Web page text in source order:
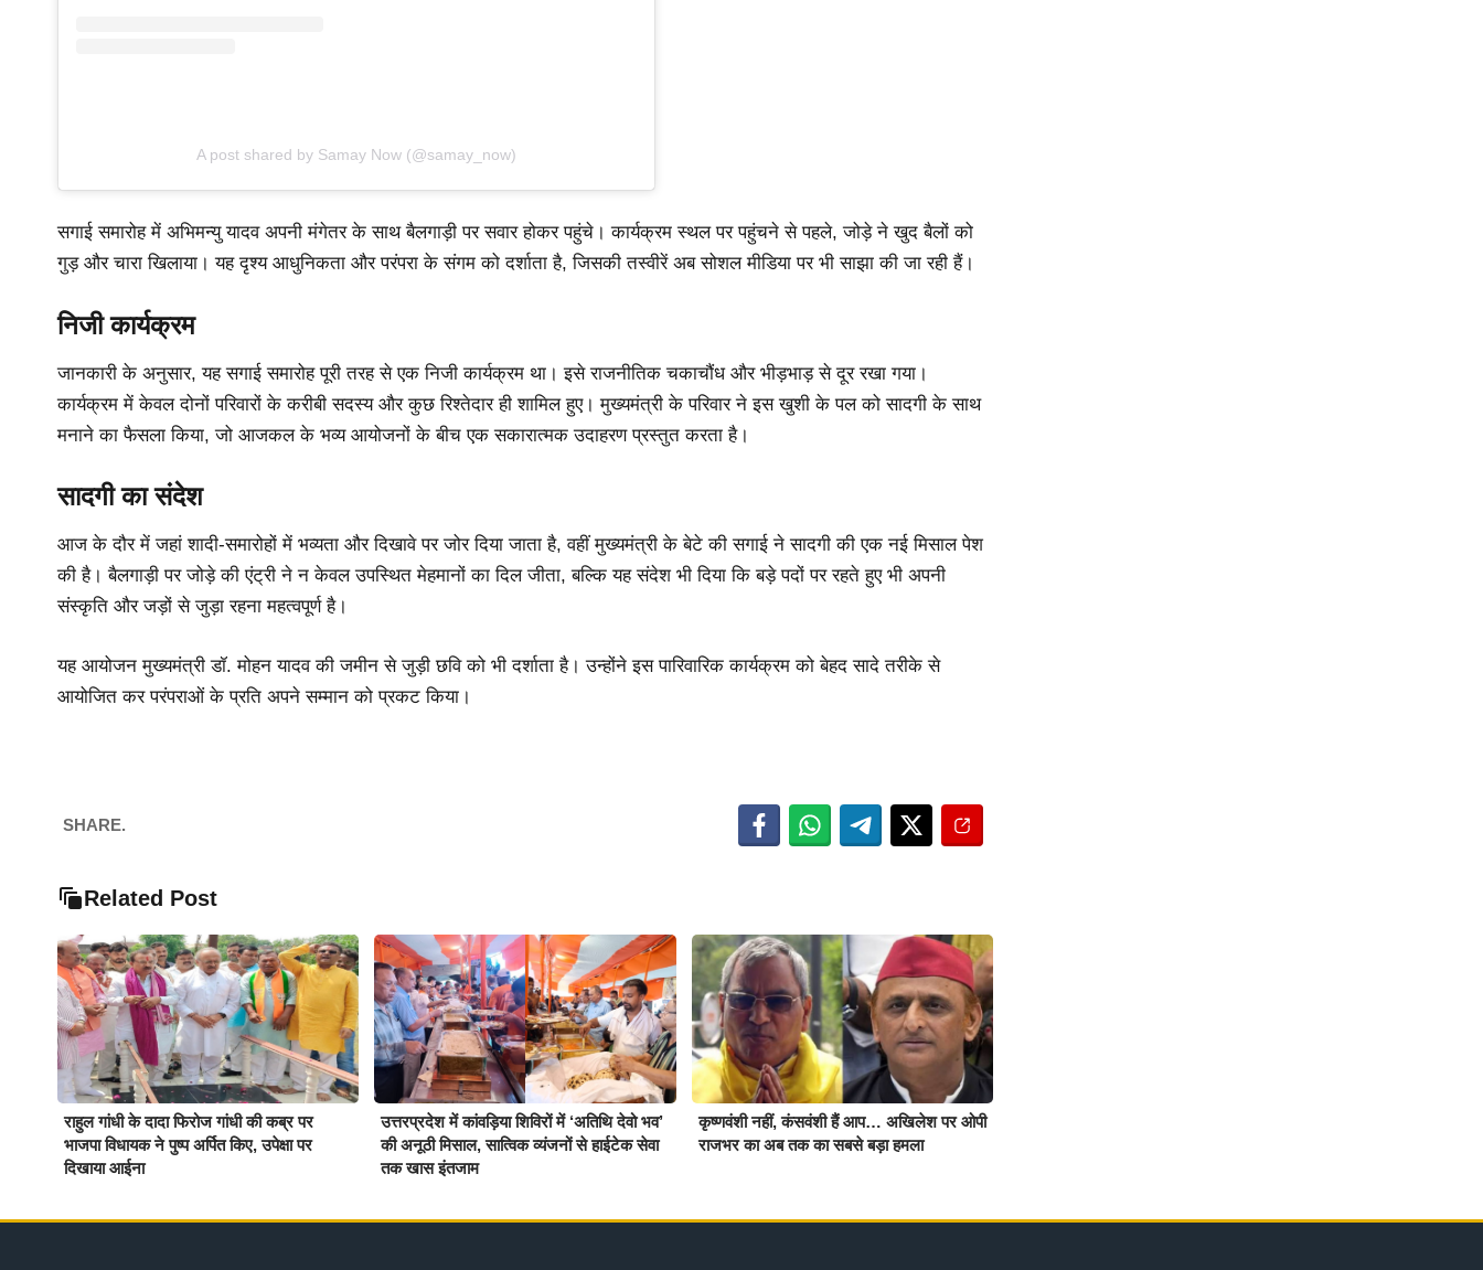
A post shared by Samay Now (@samay_now)
सगाई समारोह में अभिमन्यु यादव अपनी मंगेतर के साथ बैलगाड़ी पर सवार होकर पहुंचे। कार्यक्रम स्थल पर पहुंचने से पहले, जोड़े ने खुद बैलों को
गुड़ और चारा खिलाया। यह दृश्य आधुनिकता और परंपरा के संगम को दर्शाता है, जिसकी तस्वीरें अब सोशल मीडिया पर भी साझा की जा रही हैं।
निजी कार्यक्रम
जानकारी के अनुसार, यह सगाई समारोह पूरी तरह से एक निजी कार्यक्रम था। इसे राजनीतिक चकाचौंध और भीड़भाड़ से दूर रखा गया।
कार्यक्रम में केवल दोनों परिवारों के करीबी सदस्य और कुछ रिश्तेदार ही शामिल हुए। मुख्यमंत्री के परिवार ने इस खुशी के पल को सादगी के साथ
मनाने का फैसला किया, जो आजकल के भव्य आयोजनों के बीच एक सकारात्मक उदाहरण प्रस्तुत करता है।
सादगी का संदेश
आज के दौर में जहां शादी-समारोहों में भव्यता और दिखावे पर जोर दिया जाता है, वहीं मुख्यमंत्री के बेटे की सगाई ने सादगी की एक नई मिसाल पेश
की है। बैलगाड़ी पर जोड़े की एंट्री ने न केवल उपस्थित मेहमानों का दिल जीता, बल्कि यह संदेश भी दिया कि बड़े पदों पर रहते हुए भी अपनी
संस्कृति और जड़ों से जुड़ा रहना महत्वपूर्ण है।
यह आयोजन मुख्यमंत्री डॉ. मोहन यादव की जमीन से जुड़ी छवि को भी दर्शाता है। उन्होंने इस पारिवारिक कार्यक्रम को बेहद सादे तरीके से
आयोजित कर परंपराओं के प्रति अपने सम्मान को प्रकट किया।
SHARE.
Related Post
राहुल गांधी के दादा फिरोज गांधी की कब्र पर
भाजपा विधायक ने पुष्प अर्पित किए, उपेक्षा पर
दिखाया आईना
उत्तरप्रदेश में कांवड़िया शिविरों में ‘अतिथि देवो भव’
की अनूठी मिसाल, सात्विक व्यंजनों से हाईटेक सेवा
तक खास इंतजाम
कृष्णवंशी नहीं, कंसवंशी हैं आप… अखिलेश पर ओपी
राजभर का अब तक का सबसे बड़ा हमला